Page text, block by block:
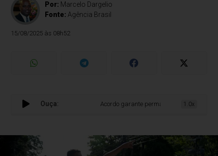
Por: Marcelo Dargelio
Fonte: Agência Brasil
15/08/2025 às 08h52
Ouça: Acordo garante permanência de moradores
1.0x